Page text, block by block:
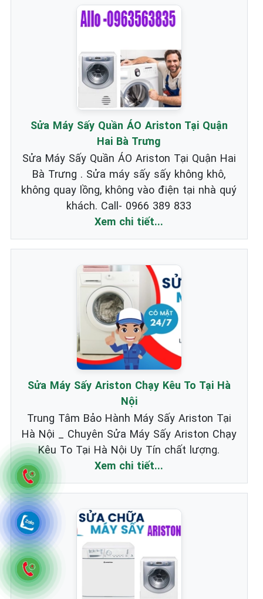
Sửa Máy Sấy Quần ÁO Ariston Tại Quận
Hai Bà Trưng
Sửa Máy Sấy Quần ÁO Ariston Tại Quận Hai
Bà Trưng . Sửa máy sấy sấy không khô,
không quay lồng, không vào điện tại nhà quý
khách. Call- 0966 389 833
Xem chi tiết...
Sửa Máy Sấy Ariston Chạy Kêu To Tại Hà
Nội
Trung Tâm Bảo Hành Máy Sấy Ariston Tại
Hà Nội _ Chuyên Sửa Máy Sấy Ariston Chạy
Kêu To Tại Hà Nội Uy Tín chất lượng.
Xem chi tiết...